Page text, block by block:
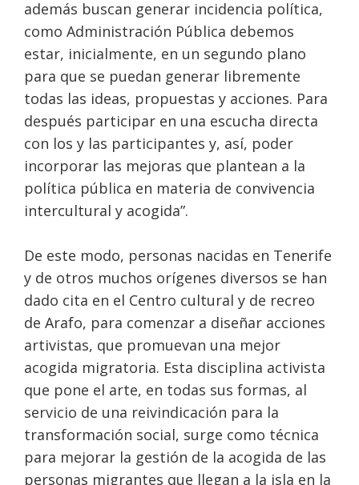
además buscan generar incidencia política,
como Administración Pública debemos
estar, inicialmente, en un segundo plano
para que se puedan generar libremente
todas las ideas, propuestas y acciones. Para
después participar en una escucha directa
con los y las participantes y, así, poder
incorporar las mejoras que plantean a la
política pública en materia de convivencia
intercultural y acogida”.
De este modo, personas nacidas en Tenerife
y de otros muchos orígenes diversos se han
dado cita en el Centro cultural y de recreo
de Arafo, para comenzar a diseñar acciones
artivistas, que promuevan una mejor
acogida migratoria. Esta disciplina activista
que pone el arte, en todas sus formas, al
servicio de una reivindicación para la
transformación social, surge como técnica
para mejorar la gestión de la acogida de las
personas migrantes que llegan a la isla en la